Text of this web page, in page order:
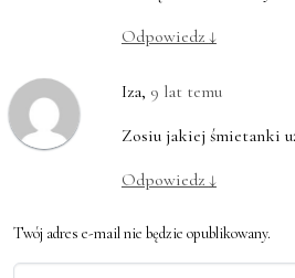
Odpowiedz ↓
Iza, 9 lat temu
Zosiu jakiej śmietanki
Odpowiedz ↓
Twój adres e-mail nie będzie opublikowany.